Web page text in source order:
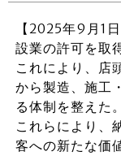
【2025年9月1
設業の許可を取
これにより、店
から製造、施工
る体制を整えた。
これらにより、
客への新たな価